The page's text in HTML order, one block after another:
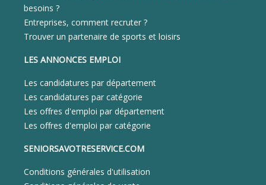
besoins ?
Entreprises, comment recruter ?
Trouver un partenaire de sports et loisirs
LES ANNONCES EMPLOI
Les candidatures par département
Les candidatures par catégorie
Les offres d'emploi par département
Les offres d'emploi par catégorie
SENIORSAVOTRESERVICE.COM
Conditions générales d'utilisation